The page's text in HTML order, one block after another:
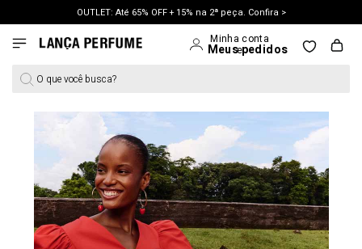
OUTLET: Até 65% OFF + 15% na 2ª peça. Confira >
LANÇAMENTO PRIMAVERA 27. Clique e aproveite.
O que você busca?